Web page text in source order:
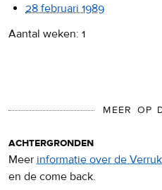
28 februari 1989
Aantal weken: 1
MEER OP
achtergronden
Meer informatie over de
en de come back.